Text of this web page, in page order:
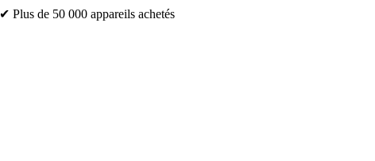
✔ Plus de 50 000 appareils achetés